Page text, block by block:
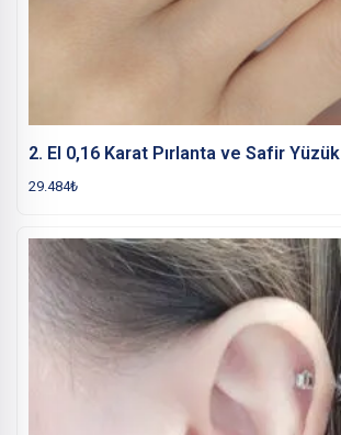
2. El 0,16 Karat Pırlanta ve Safir Yüzük
29.484₺